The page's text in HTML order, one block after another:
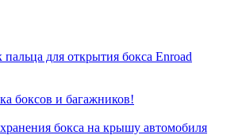
пальца для открытия бокса Enroad
боксов и багажников!
бокса на крышу автомобиля